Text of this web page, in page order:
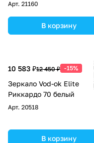
Арт. 21160
В корзину
10 583 ₽12 450 ₽ -15%
Зеркало Vod-ok Elite
Риккардо 70 белый
Арт. 20518
В корзину